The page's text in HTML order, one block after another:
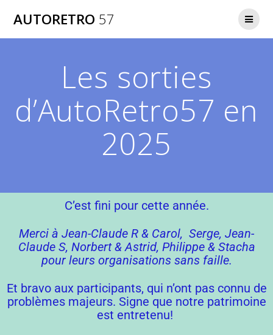
AUTORETRO 57
Les sorties
d’AutoRetro57 en
2025
C’est fini pour cette année.
Merci à Jean-Claude R & Carol, Serge, Jean-
Claude S, Norbert & Astrid, Philippe & Stacha
pour leurs organisations sans faille.
Et bravo aux participants, qui n’ont pas connu de
problèmes majeurs. Signe que notre patrimoine
est entretenu!